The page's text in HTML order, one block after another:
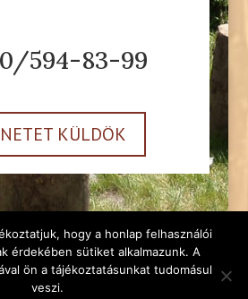
594-83-99
KÜLDÖK
© Prémium vendégház jacuzzival a
hogy a honlap felhasználói
érdekében sütiket alkalmazunk. A
ön a tájékoztatásunkat tudomásul
veszi.